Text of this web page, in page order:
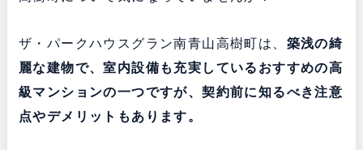
ザ・パークハウスグラン南青山高樹町は、 築浅の綺
麗な建物で、室内設備も充実している おすすめの高
級マンションの一つですが、契約前に知るべき注意
点やデメリットもあります。